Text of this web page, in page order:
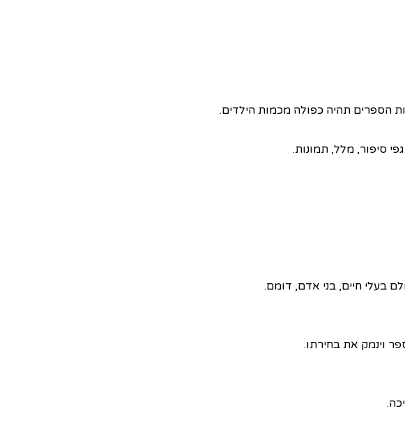
הספרים תהיה כפולה מכמות הילדים.
סיפור, מלל, תמונות.
בעלי חיים, בני אדם, דומם.
וינמק את בחירתו.